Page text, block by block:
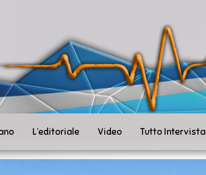
L’editoriale Video Tutto Intervista